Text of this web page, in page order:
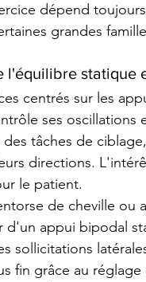
dépend
grandes
l'équilibre statique
centrés sur les
ses oscillations
tâches de
directions.
le patient.
de cheville ou
d'un appui bipodal
sollicitations
fin grâce au